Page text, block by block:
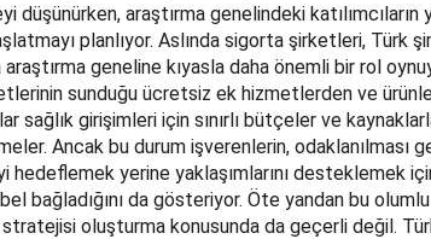
düşünürken, araştırma genelindeki katılımcıların
planlıyor. Aslında sigorta şirketleri, Türk
araştırma geneline kıyasla daha önemli bir rol
sunduğu ücretsiz ek hizmetlerden ve
sağlık girişimleri için sınırlı bütçeler ve
Ancak bu durum işverenlerin, odaklanılması
yerine yaklaşımlarını desteklemek
bağladığını da gösteriyor. Öte yandan bu
stratejisi oluşturma konusunda da geçerli değil.